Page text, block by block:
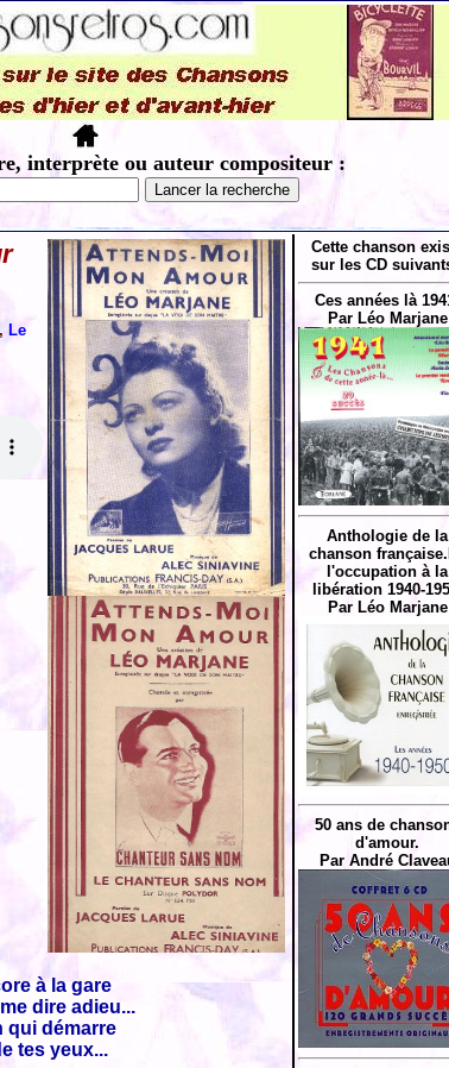
interprète ou auteur compositeur :
, Le
à la gare
dire adieu...
qui démarre
tes yeux...
Cette chanson
sur les CD
Ces années là
Par Léo Marjane
Anthologie de la
chanson
l'occupation à la
libération 1940-
Par Léo Marjane
50 ans de
d'amour.
Par André